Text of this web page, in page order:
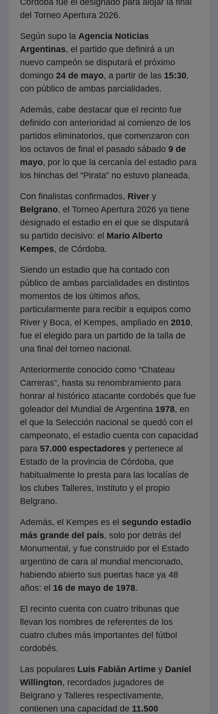
Córdoba fue el designado para alojar la final
del Torneo Apertura 2026.
Según supo la Agencia Noticias
Argentinas, el partido que definirá a un
nuevo campeón se disputará el próximo
domingo 24 de mayo, a partir de las 15:30,
con público de ambas parcialidades.
Además, cabe destacar que el recinto fue
definido con anterioridad al comienzo de los
partidos eliminatorios, que comenzaron con
los octavos de final el pasado sábado 9 de
mayo, por lo que la cercanía del estadio para
los hinchas del “Pirata” no estuvo planeada.
Con finalistas confirmados, River y
Belgrano, el Torneo Apertura 2026 ya tiene
designado el estadio en el que se disputará
su partido decisivo: el Mario Alberto
Kempes, de Córdoba.
Siendo un estadio que ha contado con
público de ambas parcialidades en distintos
momentos de los últimos años,
particularmente para recibir a equipos como
River y Boca, el Kempes, ampliado en 2010,
fue el elegido para un partido de la talla de
una final del torneo nacional.
Anteriormente conocido como “Chateau
Carreras”, hasta su renombramiento para
honrar al histórico atacante cordobés que fue
goleador del Mundial de Argentina 1978, en
el que la Selección nacional se quedó con el
campeonato, el estadio cuenta con capacidad
para 57.000 espectadores y pertenece al
Estado de la provincia de Córdoba, que
habitualmente lo presta para las localías de
los clubes Talleres, Instituto y el propio
Belgrano.
Además, el Kempes es el segundo estadio
más grande del país, solo por detrás del
Monumental, y fue construido por el Estado
argentino de cara al mundial mencionado,
habiendo abierto sus puertas hace ya 48
años: el 16 de mayo de 1978.
El recinto cuenta con cuatro tribunas que
llevan los nombres de referentes de los
cuatro clubes más importantes del fútbol
cordobés.
Las populares Luis Fabián Artime y Daniel
Willington, recordados jugadores de
Belgrano y Talleres respectivamente,
contienen una capacidad de 11.500